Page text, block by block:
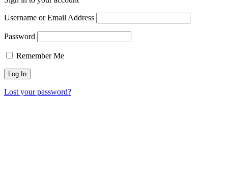
Username or Email Address
Password
Remember Me
Lost your password?